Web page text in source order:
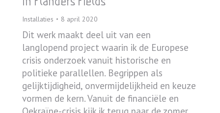
Installaties 8 april 2020
Dit werk maakt deel uit van een
langlopend project waarin ik de Europese
crisis onderzoek vanuit historische en
politieke parallellen. Begrippen als
gelijktijdigheid, onvermijdelijkheid en keuze
vormen de kern. Vanuit de financiële en